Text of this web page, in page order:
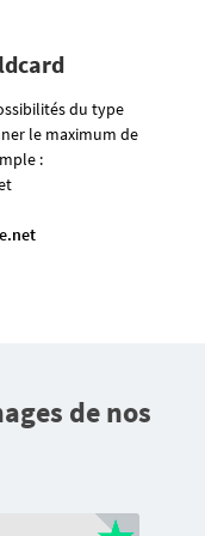
du type
le maximum de
:
de nos